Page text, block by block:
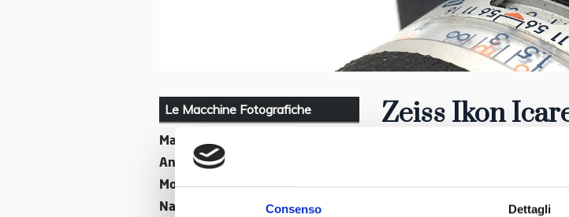
Consenso Dettagli
Le Macchine Fotografiche
Marca: Zeiss
Anno di produzione:
Modello:Ikon Icarex 35 CS
Nazione: Germania
Zeiss Ikon